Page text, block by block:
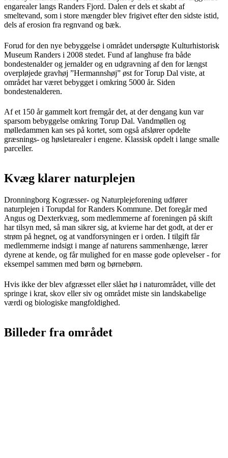
engarealer langs Randers Fjord. Dalen er dels et skabt af
smeltevand, som i store mængder blev frigivet efter den sidste istid,
dels af erosion fra regnvand og bæk.
Forud for den nye bebyggelse i området undersøgte Kulturhistorisk
Museum Randers i 2008 stedet. Fund af langhuse fra både
bondestenalder og jernalder og en udgravning af den for længst
overpløjede gravhøj ”Hermannshøj” øst for Torup Dal viste, at
området har været bebygget i omkring 5000 år. Siden
bondestenalderen.
Af et 150 år gammelt kort fremgår det, at der dengang kun var
sparsom bebyggelse omkring Torup Dal. Vandmøllen og
mølledammen kan ses på kortet, som også afslører opdelte
græsnings- og høsletarealer i engene. Klassisk opdelt i lange smalle
parceller.
Kvæg klarer naturplejen
Dronningborg Kogræsser- og Naturplejeforening udfører
naturplejen i Torupdal for Randers Kommune. Det foregår med
Angus og Dexterkvæg, som medlemmerne af foreningen på skift
har tilsyn med, så man sikrer sig, at kvierne har det godt, at der er
strøm på hegnet, og at vandforsyningen er i orden. I tilgift får
medlemmerne indsigt i mange af naturens sammenhænge, lærer
dyrene at kende, og får mulighed for en masse gode oplevelser - for
eksempel sammen med børn og børnebørn.
Hvis ikke der blev afgræsset eller slået hø i naturområdet, ville det
springe i krat, skov eller siv og området miste sin landskabelige
værdi og biologiske mangfoldighed.
Billeder fra området